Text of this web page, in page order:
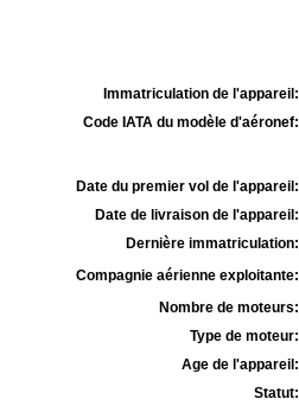
Immatriculation de l'appareil:
Code IATA du modèle d'aéronef:
Date du premier vol de l'appareil:
Date de livraison de l'appareil:
Dernière immatriculation:
Compagnie aérienne exploitante:
Nombre de moteurs:
Type de moteur:
Age de l'appareil:
Statut: